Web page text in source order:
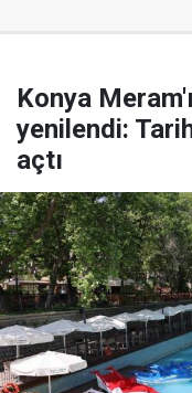
Konya
yenilendi:
açtı